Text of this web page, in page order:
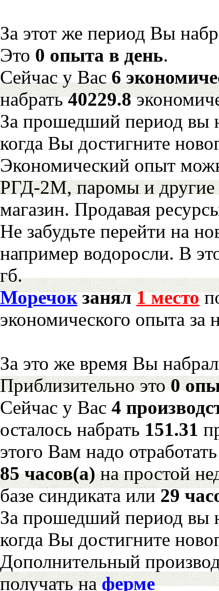
За этот же период Вы
Это 0 опыта в день.
Сейчас у Вас6
набрать40229.8
За прошедший период вы
когда Вы достигните
Экономический опыт
РГД-2М, паромы и другие
магазин. Продавая
Не забудьте перейти на
например водоросли. В
гб.
Моречокзанял1 место
экономического опыта за
За это же время Вы
Приблизительно это0
Сейчас у Вас 4
осталось набрать 151.31
этого Вам надо отработать
85 часов(а)на простой
базе синдиката или29
За прошедший период вы
когда Вы достигните
Дополнительный
получать наферме